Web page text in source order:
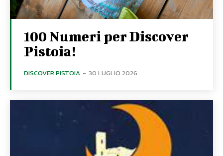
100 Numeri per Discover
Pistoia!
DISCOVER PISTOIA - 30 LUGLIO 2026